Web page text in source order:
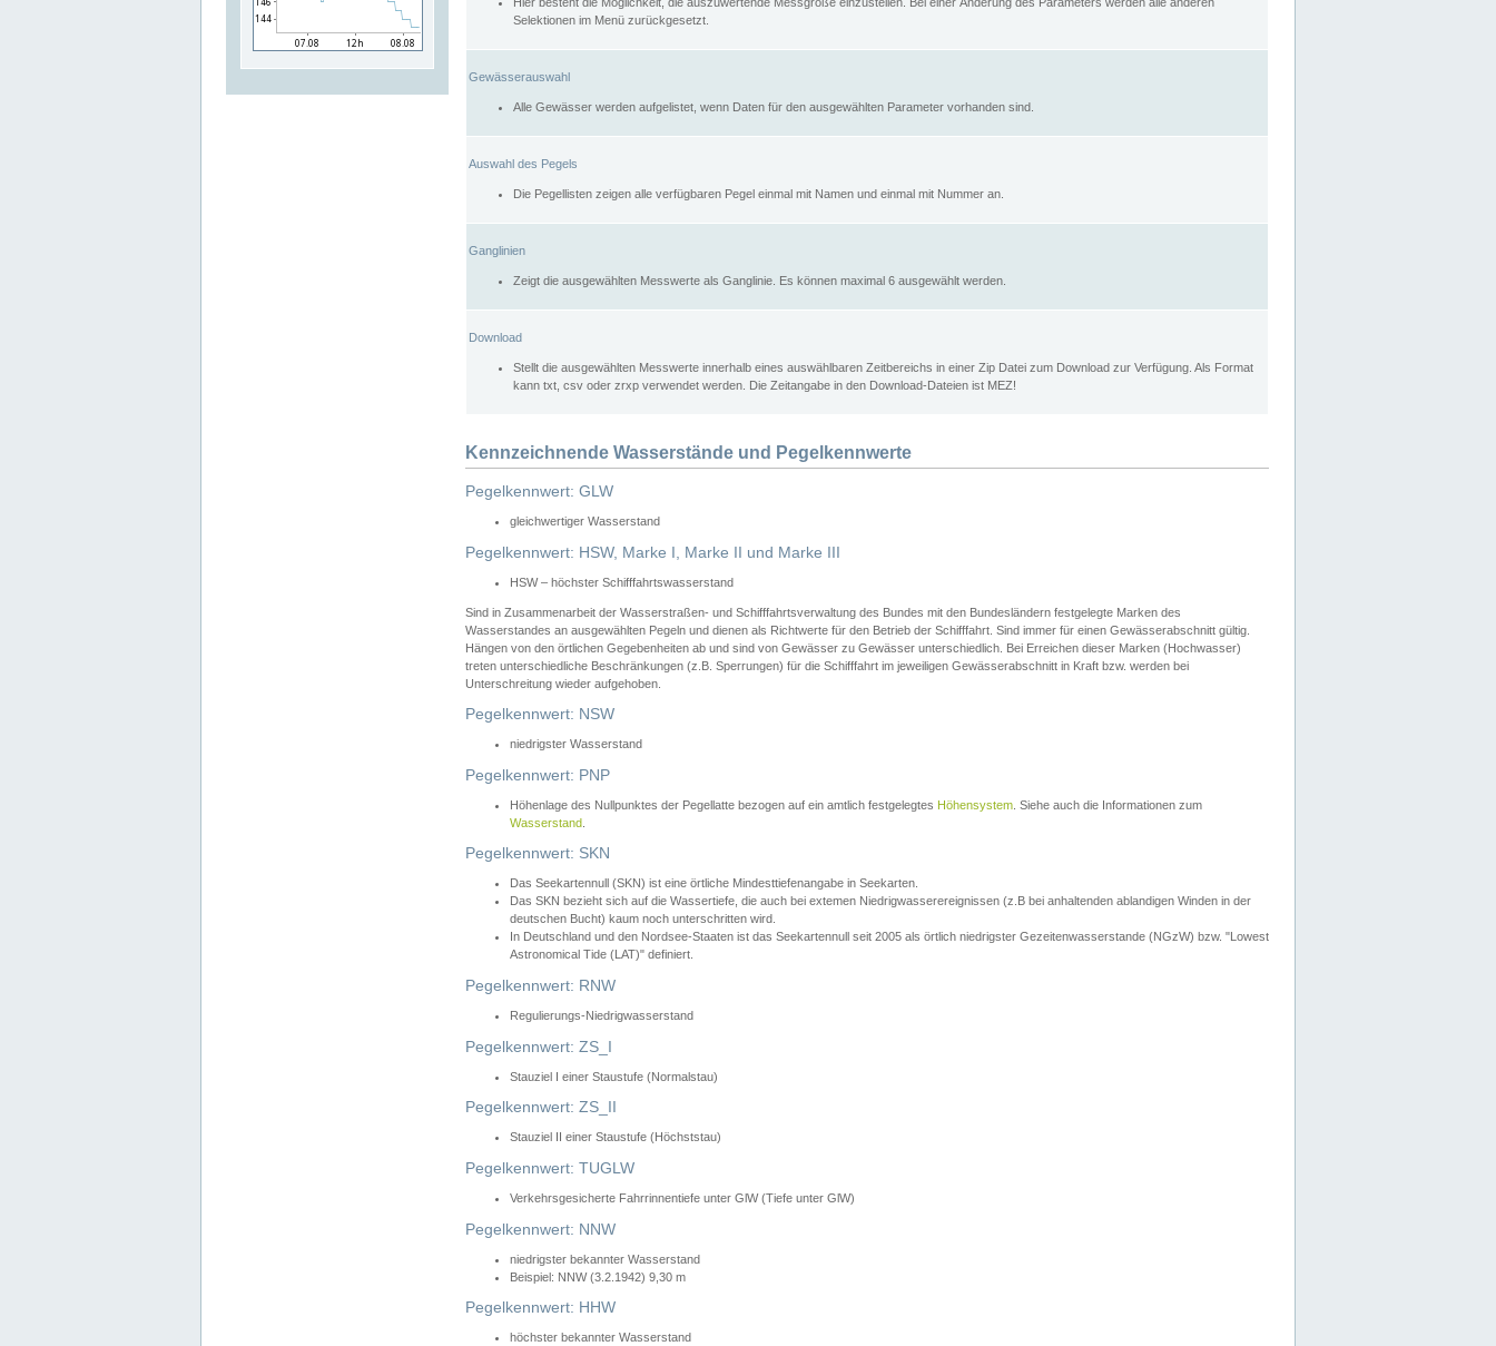
Selektionen im Menü zurückgesetzt.
Gewässerauswahl
Alle Gewässer werden aufgelistet, wenn Daten für den ausgewählten Parameter vorhanden sind.
Auswahl des Pegels
Die Pegellisten zeigen alle verfügbaren Pegel einmal mit Namen und einmal mit Nummer an.
Ganglinien
Zeigt die ausgewählten Messwerte als Ganglinie. Es können maximal 6 ausgewählt werden.
Download
Stellt die ausgewählten Messwerte innerhalb eines auswählbaren Zeitbereichs in einer Zip Datei zum Download zur Verfügung. Als Format
kann txt, csv oder zrxp verwendet werden. Die Zeitangabe in den Download-Dateien ist MEZ!
Kennzeichnende Wasserstände und Pegelkennwerte
Pegelkennwert: GLW
gleichwertiger Wasserstand
Pegelkennwert: HSW, Marke I, Marke II und Marke III
HSW – höchster Schifffahrtswasserstand
Sind in Zusammenarbeit der Wasserstraßen- und Schifffahrtsverwaltung des Bundes mit den Bundesländern festgelegte Marken des
Wasserstandes an ausgewählten Pegeln und dienen als Richtwerte für den Betrieb der Schifffahrt. Sind immer für einen Gewässerabschnitt gültig.
Hängen von den örtlichen Gegebenheiten ab und sind von Gewässer zu Gewässer unterschiedlich. Bei Erreichen dieser Marken (Hochwasser)
treten unterschiedliche Beschränkungen (z.B. Sperrungen) für die Schifffahrt im jeweiligen Gewässerabschnitt in Kraft bzw. werden bei
Unterschreitung wieder aufgehoben.
Pegelkennwert: NSW
niedrigster Wasserstand
Pegelkennwert: PNP
Höhenlage des Nullpunktes der Pegellatte bezogen auf ein amtlich festgelegtes Höhensystem . Siehe auch die Informationen zum
Wasserstand
Pegelkennwert: SKN
Das Seekartennull (SKN) ist eine örtliche Mindesttiefenangabe in Seekarten.
Das SKN bezieht sich auf die Wassertiefe, die auch bei extemen Niedrigwasserereignissen (z.B bei anhaltenden ablandigen Winden in der
deutschen Bucht) kaum noch unterschritten wird.
In Deutschland und den Nordsee-Staaten ist das Seekartennull seit 2005 als örtlich niedrigster Gezeitenwasserstande (NGzW) bzw. "Lowest
Astronomical Tide (LAT)" definiert.
Pegelkennwert: RNW
Regulierungs-Niedrigwasserstand
Pegelkennwert: ZS_I
Stauziel I einer Staustufe (Normalstau)
Pegelkennwert: ZS_II
Stauziel II einer Staustufe (Höchststau)
Pegelkennwert: TUGLW
Verkehrsgesicherte Fahrrinnentiefe unter GlW (Tiefe unter GlW)
Pegelkennwert: NNW
niedrigster bekannter Wasserstand
Beispiel: NNW (3.2.1942) 9,30 m
Pegelkennwert: HHW
höchster bekannter Wasserstand